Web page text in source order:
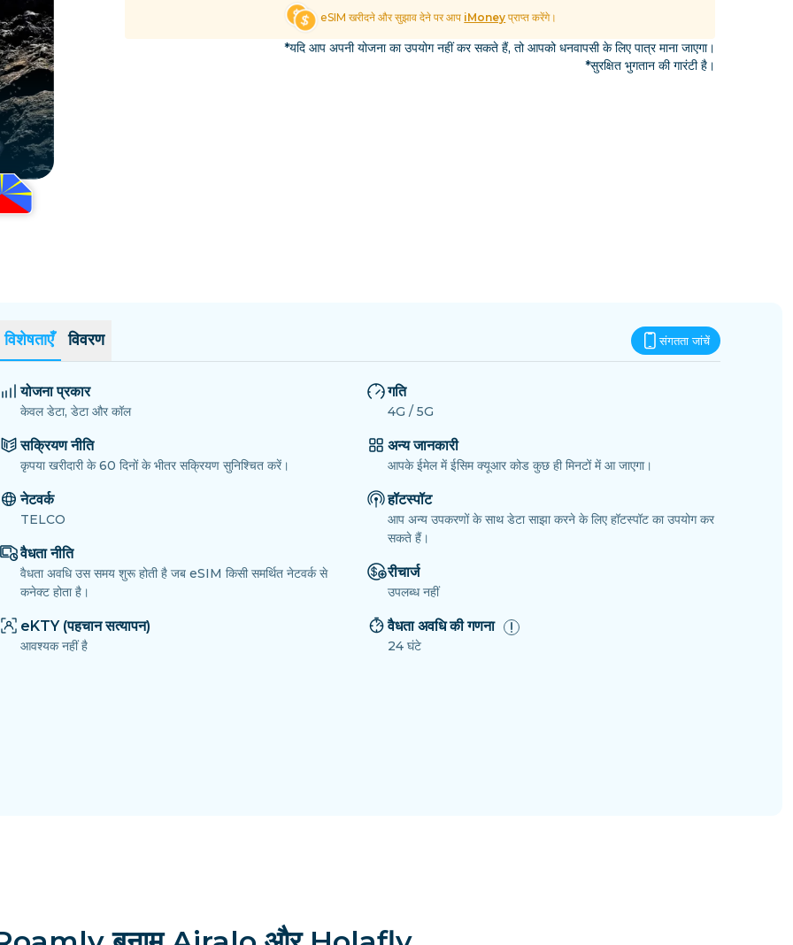
सभी गंतव्यों का अन्वेषण करें
eSIM खरीदने और सुझाव देने पर आप iMoney प्राप्त करेंगे।
*यदि आप अपनी योजना का उपयोग नहीं कर सकते हैं, तो आपको धनवापसी के लिए पात्र माना जाएगा।
*सुरक्षित भुगतान की गारंटी है।
विशेषताएँ विवरण संगतता जांचें
योजना प्रकार
केवल डेटा, डेटा और कॉल
सक्रियण नीति
कृपया खरीदारी के 60 दिनों के भीतर सक्रियण सुनिश्चित करें।
नेटवर्क
TELCO
वैधता नीति
वैधता अवधि उस समय शुरू होती है जब eSIM किसी समर्थित नेटवर्क से
कनेक्ट होता है।
eKTY (पहचान सत्यापन)
आवश्यक नहीं है
गति
4G / 5G
अन्य जानकारी
आपके ईमेल में ईसिम क्यूआर कोड कुछ ही मिनटों में आ जाएगा।
हॉटस्पॉट
आप अन्य उपकरणों के साथ डेटा साझा करने के लिए हॉटस्पॉट का उपयोग कर
सकते हैं।
रीचार्ज
उपलब्ध नहीं
वैधता अवधि की गणना
24 घंटे